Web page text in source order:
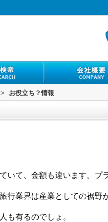
> お役立ち？情報
いて、金額も違います。プ
行業界は産業としての裾野
も有るのでしょ。